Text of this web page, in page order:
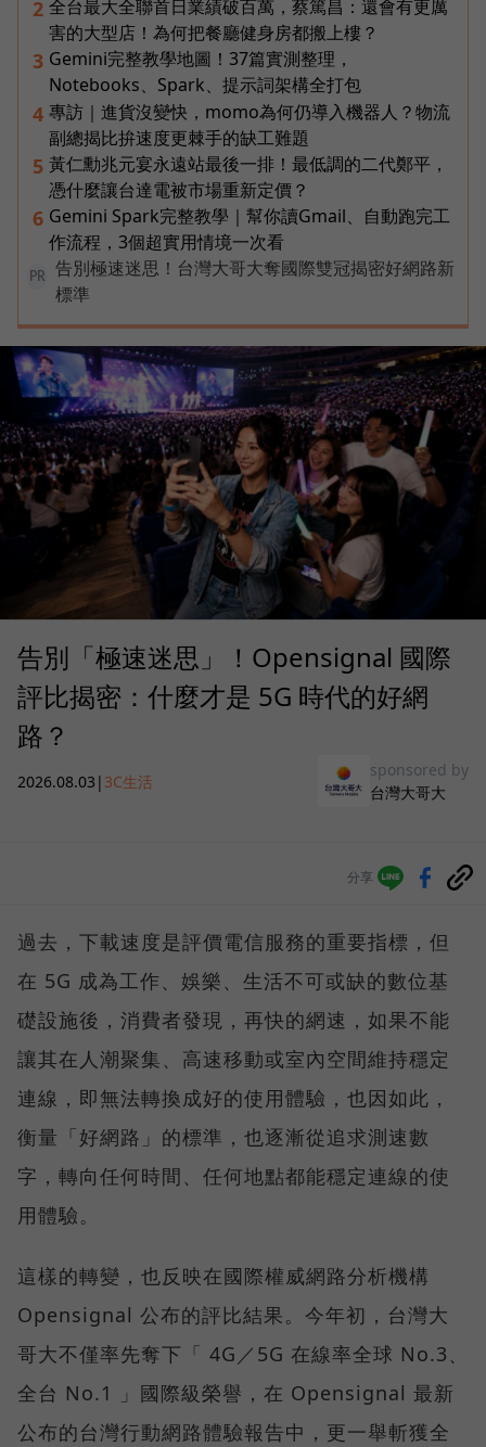
2 全台最大全聯首日業績破百萬，蔡篤昌：還會有更厲
害的大型店！為何把餐廳健身房都搬上樓？
3 Gemini完整教學地圖！37篇實測整理，
Notebooks、Spark、提示詞架構全打包
4 專訪｜進貨沒變快，momo為何仍導入機器人？物流
副總揭比拚速度更棘手的缺工難題
5 黃仁勳兆元宴永遠站最後一排！最低調的二代鄭平，
憑什麼讓台達電被市場重新定價？
6 Gemini Spark完整教學｜幫你讀Gmail、自動跑完工
作流程，3個超實用情境一次看
PR
告別極速迷思！台灣大哥大奪國際雙冠揭密好網路新
標準
告別「極速迷思」！Opensignal 國際
評比揭密：什麼才是 5G 時代的好網
路？
2026.08.03 | 3C生活
sponsored by
台灣大哥大
分享
過去，下載速度是評價電信服務的重要指標，但
在 5G 成為工作、娛樂、生活不可或缺的數位基
礎設施後，消費者發現，再快的網速，如果不能
讓其在人潮聚集、高速移動或室內空間維持穩定
連線，即無法轉換成好的使用體驗，也因如此，
衡量「好網路」的標準，也逐漸從追求測速數
字，轉向任何時間、任何地點都能穩定連線的使
用體驗。
這樣的轉變，也反映在國際權威網路分析機構
Opensignal 公布的評比結果。今年初，台灣大
哥大不僅率先奪下「 4G／5G 在線率全球 No.3、
全台 No.1 」國際級榮譽，在 Opensignal 最新
公布的台灣行動網路體驗報告中，更一舉斬獲全